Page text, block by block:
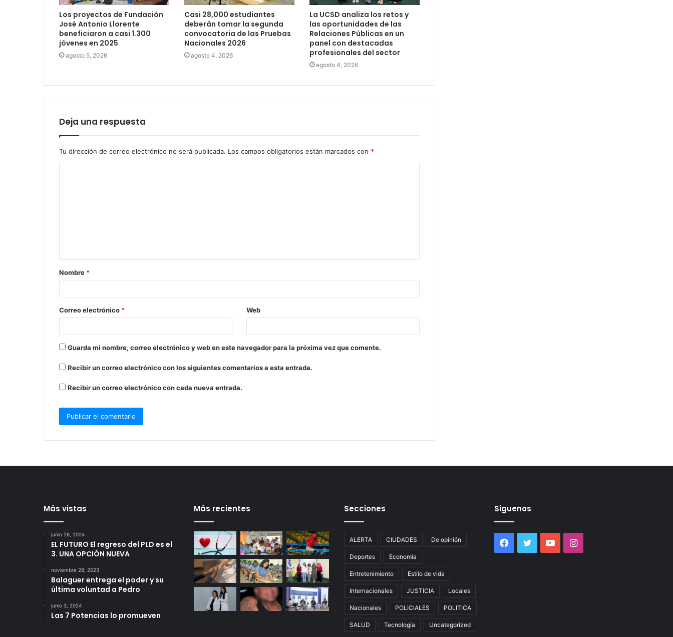
Los proyectos de Fundación
José Antonio Llorente
beneficiaron a casi 1.300
jóvenes en 2025
agosto 5, 2026
Casi 28,000 estudiantes
deberán tomar la segunda
convocatoria de las Pruebas
Nacionales 2026
agosto 4, 2026
La UCSD analiza los retos y
las oportunidades de las
Relaciones Públicas en un
panel con destacadas
profesionales del sector
agosto 4, 2026
Deja una respuesta
Tu dirección de correo electrónico no será publicada. Los campos obligatorios están marcados con *
a
r
*
Nombre *
Correo electrónico * Web
Guarda mi nombre, correo electrónico y web en este navegador para la próxima vez que comente.
Recibir un correo electrónico con los siguientes comentarios a esta entrada.
Recibir un correo electrónico con cada nueva entrada.
Más vistas
junio 26, 2024
EL FUTURO El regreso del PLD es el
3. UNA OPCIÓN NUEVA
noviembre 28, 2023
Balaguer entrega el poder y su
última voluntad a Pedro
junio 3, 2024
Las 7 Potencias lo promueven
Más recientes Secciones
ALERTA CIUDADES De opinión
Deportes Economía
Entretenimiento Estilo de vida
Internacionales JUSTICIA Locales
Nacionales POLICIALES POLITICA
SALUD Tecnología Uncategorized
Siguenos
Facebook
TwitterYouTubeInstagram